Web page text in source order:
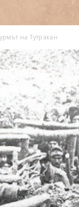
на Тутракан